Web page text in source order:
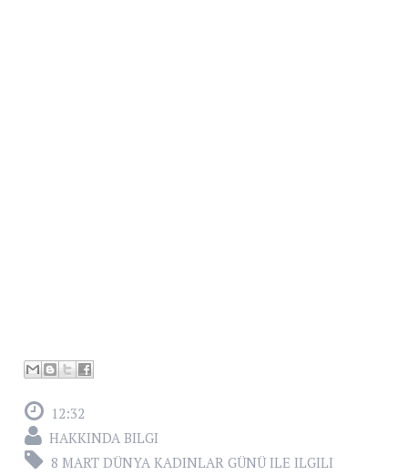
12:32
HAKKINDA BILGI
8 MART DÜNYA KADINLAR GÜNÜ ILE ILGILI